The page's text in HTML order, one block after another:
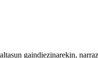
gaindiezinarekin,